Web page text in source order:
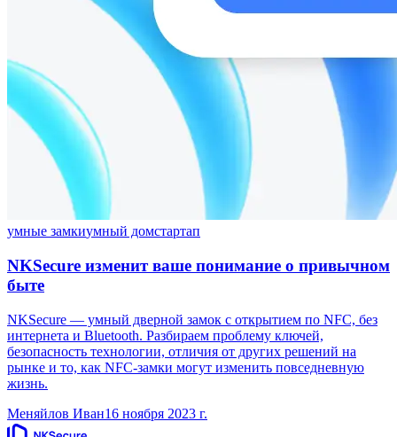
умные замкиумный домстартап
NKSecure изменит ваше понимание о привычном
быте
NKSecure — умный дверной замок с открытием по NFC, без
интернета и Bluetooth. Разбираем проблему ключей,
безопасность технологии, отличия от других решений на
рынке и то, как NFC-замки могут изменить повседневную
жизнь.
Меняйлов Иван16 ноября 2023 г.